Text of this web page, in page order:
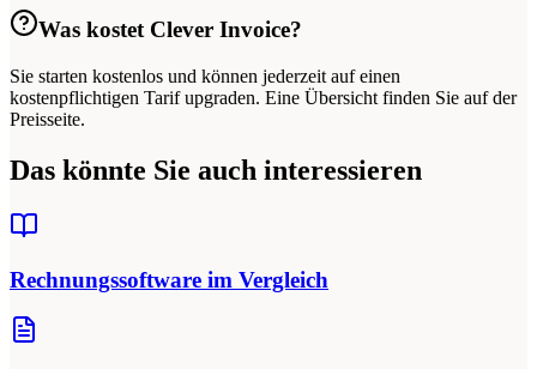
Was kostet Clever Invoice?
Sie starten kostenlos und können jederzeit auf einen
kostenpflichtigen Tarif upgraden. Eine Übersicht finden Sie auf der
Preisseite.
Das könnte Sie auch interessieren
Rechnungssoftware im Vergleich